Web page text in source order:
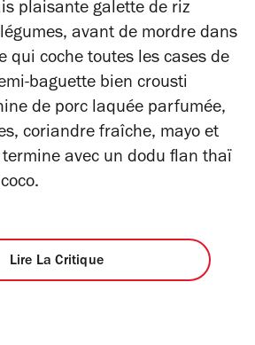
plaisante galette de riz
avant de mordre dans
qui coche toutes les cases de
baguette bien crousti
de porc laquée parfumée,
coriandre fraîche, mayo et
avec un dodu flan thaï
Lire La Critique